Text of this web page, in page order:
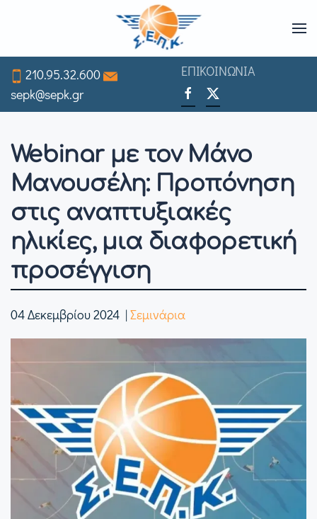
to
main
content
210.95.32.600
sepk@sepk.gr
ΕΠΙΚΟΙΝΩΝΙΑ
Webinar με τον Μάνο
Μανουσέλη: Προπόνηση
στις αναπτυξιακές
ηλικίες, μια διαφορετική
προσέγγιση
04 Δεκεμβρίου 2024 |Σεμινάρια